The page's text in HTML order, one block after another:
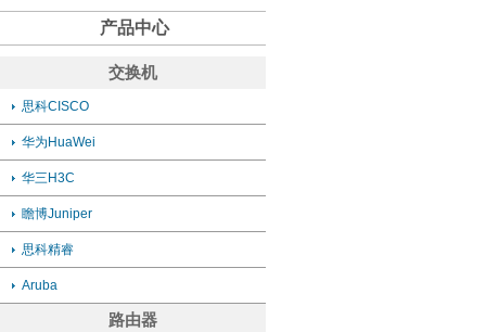
产品中心
交换机
思科CISCO
华为HuaWei
华三H3C
瞻博Juniper
思科精睿
Aruba
路由器